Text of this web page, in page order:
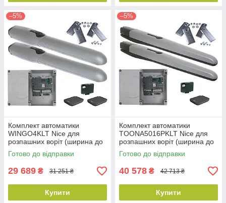
–5%
Комплект автоматики
WINGO4KLT Nice для
розпашних воріт (ширина до
4 м)
Готово до відправки
29 689 ₴ 31 251 ₴
Купити
–5%
Комплект автоматики
TOONA5016PKLT Nice для
розпашних воріт (ширина до
10 м)
Готово до відправки
40 578 ₴ 42 713 ₴
Купити